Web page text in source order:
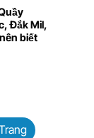
Đắk Mil,
biết